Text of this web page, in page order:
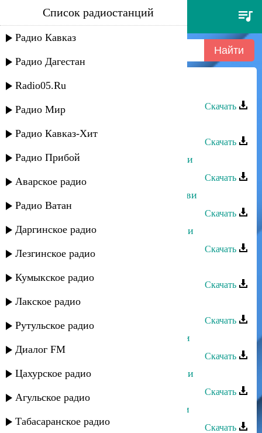
арслан буруев - цветок любви
Список радиостанций
Радио Кавказ
Радио Дагестан
Radio05.Ru
Радио Мир
Радио Кавказ-Хит
Радио Прибой
Аварское радио
Радио Ватан
Даргинское радио
Лезгинское радио
Кумыкское радио
Лакское радио
Рутульское радио
Диалог FM
Цахурское радио
Агульское радио
Табасаранское радио
Арслан Буруев - Цветок любви
Скачать
Скачать
Загидат Муслимова - Цветок любви
Скачать
Марина Мустафаева - Цветок любви
Скачать
Рустам Ахмедханов - Цветок любви
Скачать
Скачать
Асадула Бахтанов - Цветок любви
Скачать
Индира Максудова - Цветок любви
Скачать
Рустам Ахмедханов - Цветок любви
Скачать
Нариман Курашев - Бальзам любви
Скачать